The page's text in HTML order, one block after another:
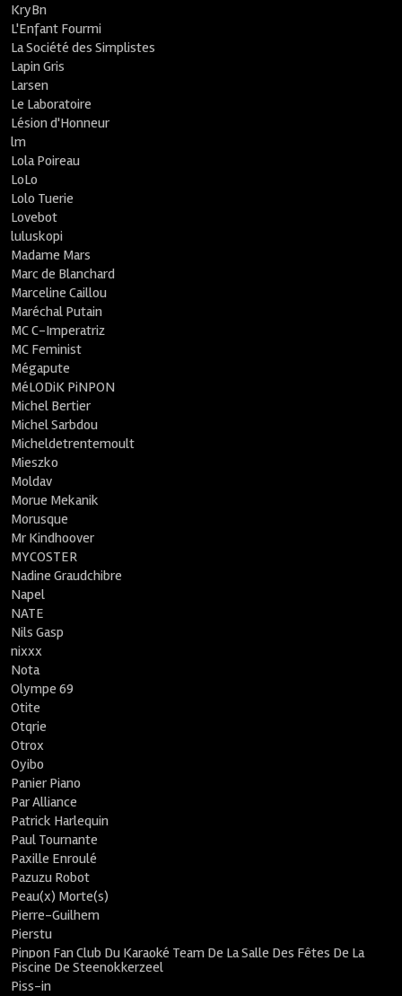
KryBn
L'Enfant Fourmi
La Société des Simplistes
Lapin Gris
Larsen
Le Laboratoire
Lésion d'Honneur
lm
Lola Poireau
LoLo
Lolo Tuerie
Lovebot
luluskopi
Madame Mars
Marc de Blanchard
Marceline Caillou
Maréchal Putain
MC C-Imperatriz
MC Feminist
Mégapute
MéLODiK PiNPON
Michel Bertier
Michel Sarbdou
Micheldetrentemoult
Mieszko
Moldav
Morue Mekanik
Morusque
Mr Kindhoover
MYCOSTER
Nadine Graudchibre
Napel
NATE
Nils Gasp
nixxx
Nota
Olympe 69
Otite
Otqrie
Otrox
Oyibo
Panier Piano
Par Alliance
Patrick Harlequin
Paul Tournante
Paxille Enroulé
Pazuzu Robot
Peau(x) Morte(s)
Pierre-Guilhem
Pierstu
Pinpon Fan Club Du Karaoké Team De La Salle Des Fêtes De La
Piscine De Steenokkerzeel
Piss-in